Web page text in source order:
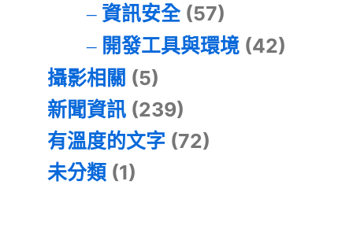
資訊安全(57)
開發工具與環境(42)
攝影相關 (5)
新聞資訊 (239)
有溫度的文字 (72)
未分類 (1)